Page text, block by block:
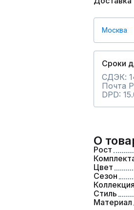
Москва
Сроки
СДЭК:
Почта
DPD:
О
Рост
Цвет
Сезон
Коллекция
Стиль
Материал